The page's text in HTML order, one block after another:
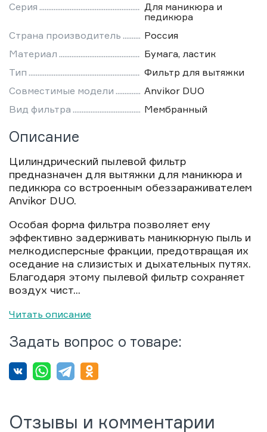
Серия
Для маникюра и
педикюра
Страна производитель
Россия
Материал
Бумага, ластик
Тип
Фильтр для вытяжки
Совместимые модели
Anvikor DUO
Вид фильтра
Мембранный
Описание
Цилиндрический пылевой фильтр
предназначен для вытяжки для маникюра и
педикюра со встроенным обеззараживателем
Anvikor DUO.
Особая форма фильтра позволяет ему
эффективно задерживать маникюрную пыль и
мелкодисперсные фракции, предотвращая их
оседание на слизистых и дыхательных путях.
Благодаря этому пылевой фильтр сохраняет
воздух чист...
Читать описание
Задать вопрос о товаре:
Отзывы и комментарии